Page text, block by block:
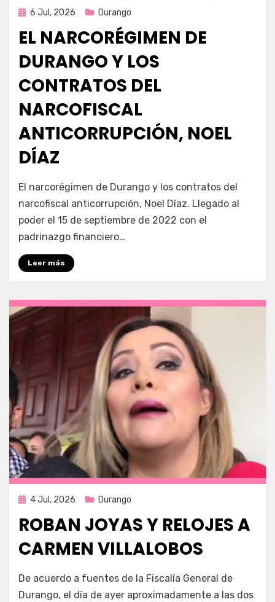
Publicada
6 Jul, 2026 Durango
EL NARCORÉGIMEN DE
DURANGO Y LOS
CONTRATOS DEL
NARCOFISCAL
ANTICORRUPCIÓN, NOEL
DÍAZ
Fernando Miranda Servín
El narcorégimen de Durango y los contratos del
narcofiscal anticorrupción, Noel Díaz. Llegado al
poder el 15 de septiembre de 2022 con el
padrinazgo financiero…
Leer más
Publicada
4 Jul, 2026 Durango
ROBAN JOYAS Y RELOJES A
CARMEN VILLALOBOS
Fernando Miranda Servín
De acuerdo a fuentes de la Fiscalía General de
Durango, el día de ayer aproximadamente a las dos